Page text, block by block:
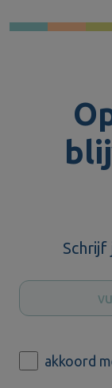
Schrijf
akkoord